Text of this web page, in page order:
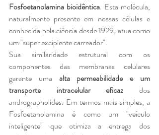
Fosfoetanolamina bioidêntica. Esta molécula,
naturalmente presente em nossas células e
conhecida pela ciência desde 1929, atua como
um "super excipiente carreador".
Sua similaridade estrutural com os
componentes das membranas celulares
garante uma alta permeabilidade e um
transporte intracelular eficaz dos
andrographolides. Em termos mais simples, a
Fosfoetanolamina é como um "veículo
inteligente" que otimiza a entrega dos